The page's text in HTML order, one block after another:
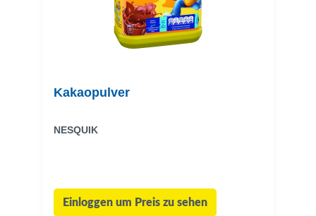
Kakaopulver
NESQUIK
Einloggen um Preis zu sehen